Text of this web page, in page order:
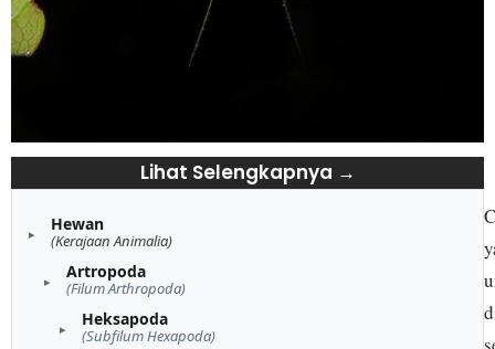
Lihat Selengkapnya →
Hewan
(Kerajaan Animalia)
Artropoda
(Filum Arthropoda)
Heksapoda
(Subfilum Hexapoda)